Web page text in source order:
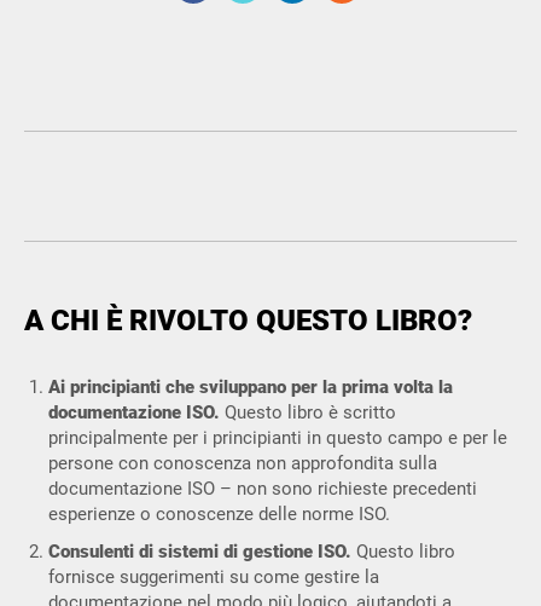
A CHI È RIVOLTO QUESTO LIBRO?
Ai principianti che sviluppano per la prima volta la
documentazione ISO. Questo libro è scritto
principalmente per i principianti in questo campo e per le
persone con conoscenza non approfondita sulla
documentazione ISO – non sono richieste precedenti
esperienze o conoscenze delle norme ISO.
Consulenti di sistemi di gestione ISO. Questo libro
fornisce suggerimenti su come gestire la